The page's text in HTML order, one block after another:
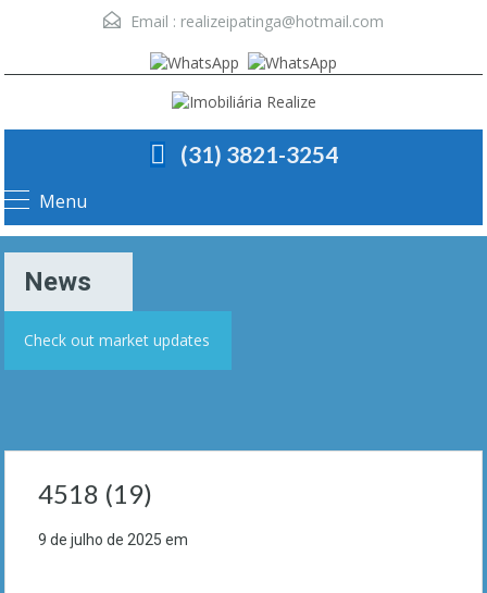
Email : realizeipatinga@hotmail.com
(31) 3821-3254
Menu
News
Check out market updates
4518 (19)
9 de julho de 2025 em